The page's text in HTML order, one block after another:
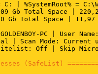
C: | %SystemRoot% =
Gb Total Space |
Gb Total Space | 11,97
GOLDENBOY-PC | User
| Scan Mode:
Whitelist: Off | Skip
(SafeList)